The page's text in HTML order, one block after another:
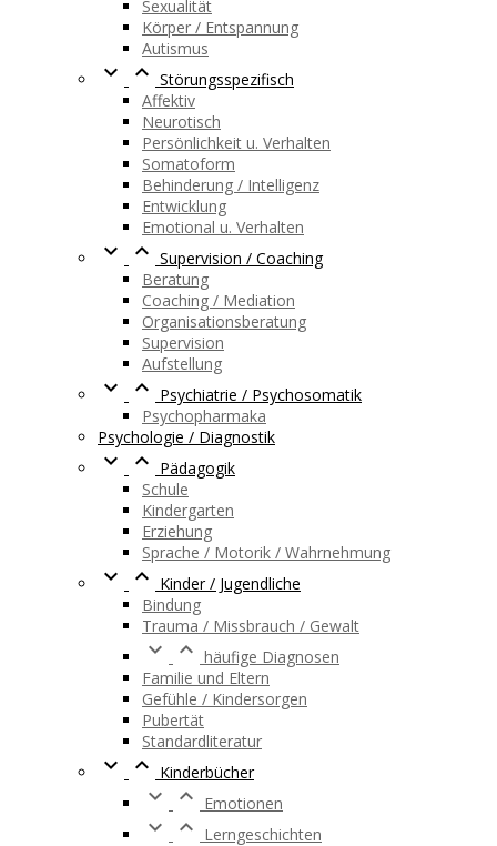
Sexualität
Körper / Entspannung
Autismus
  Störungsspezifisch
Affektiv
Neurotisch
Persönlichkeit u. Verhalten
Somatoform
Behinderung / Intelligenz
Entwicklung
Emotional u. Verhalten
  Supervision / Coaching
Beratung
Coaching / Mediation
Organisationsberatung
Supervision
Aufstellung
  Psychiatrie / Psychosomatik
Psychopharmaka
Psychologie / Diagnostik
  Pädagogik
Schule
Kindergarten
Erziehung
Sprache / Motorik / Wahrnehmung
  Kinder / Jugendliche
Bindung
Trauma / Missbrauch / Gewalt
  häufige Diagnosen
Familie und Eltern
Gefühle / Kindersorgen
Pubertät
Standardliteratur
  Kinderbücher
  Emotionen
  Lerngeschichten